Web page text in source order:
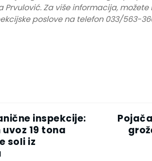
Prvulović. Za više informacija,
poslove na telefon 033/563-
inspekcije:
19 tona
soli iz